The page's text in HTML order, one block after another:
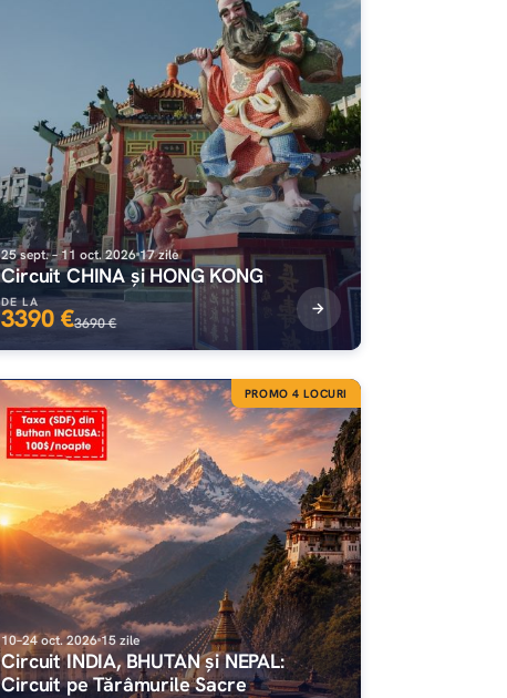
25 sept. – 11 oct. 202617 zile
Circuit CHINA și HONG KONG
DE LA
3390 €3690 €
10–24 oct. 202615 zile
Circuit INDIA, BHUTAN și NEPAL:
Circuit pe Tărâmurile Sacre
PROMO 4 LOCURI